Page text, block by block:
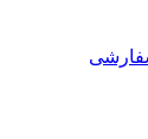
سفارشی